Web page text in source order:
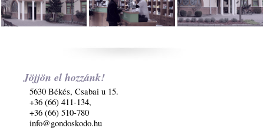
Jöjjön el hozzánk!
5630 Békés, Csabai u 15.
+36 (66) 411-134,
+36 (66) 510-780
info@gondoskodo.hu